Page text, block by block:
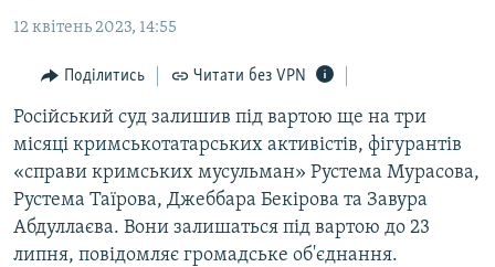
основної
Перейти
пошуку
БЛОГИ
ПОГЛЯД
ІНТЕРВ'Ю
ВСЕ ЗА ДЕНЬ
СПЕЦПРОЕКТИ
ДЕПОРТАЦІЯ
ЯК ОБІЙТИ БЛОКУВАННЯ
12 квітень 2023, 14:55
Поділитись Читати без VPN
Російський суд залишив під вартою ще на три
місяці кримськотатарських активістів, фігурантів
«справи кримських мусульман» Рустема Мурасова,
Рустема Таїрова, Джеббара Бекірова та Завура
Абдуллаєва. Вони залишаться під вартою до 23
липня, повідомляє громадське об'єднання.